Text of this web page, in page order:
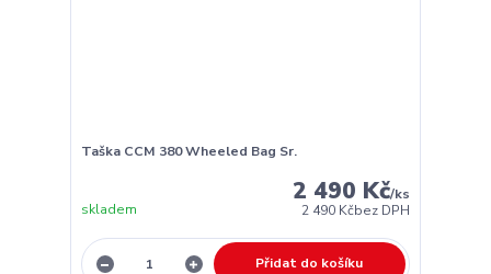
Taška CCM 380 Wheeled Bag Sr.
2 490 Kč/ks
2 490 Kčbez DPH
skladem
Přidat do košíku